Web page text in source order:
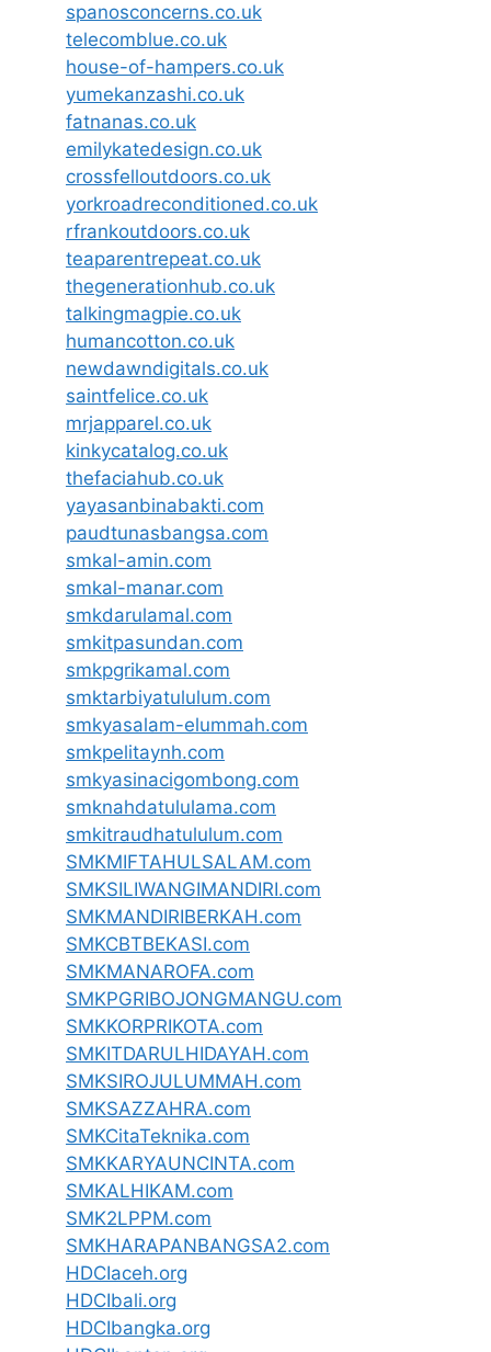
spanosconcerns.co.uk
telecomblue.co.uk
house-of-hampers.co.uk
yumekanzashi.co.uk
fatnanas.co.uk
emilykatedesign.co.uk
crossfelloutdoors.co.uk
yorkroadreconditioned.co.uk
rfrankoutdoors.co.uk
teaparentrepeat.co.uk
thegenerationhub.co.uk
talkingmagpie.co.uk
humancotton.co.uk
newdawndigitals.co.uk
saintfelice.co.uk
mrjapparel.co.uk
kinkycatalog.co.uk
thefaciahub.co.uk
yayasanbinabakti.com
paudtunasbangsa.com
smkal-amin.com
smkal-manar.com
smkdarulamal.com
smkitpasundan.com
smkpgrikamal.com
smktarbiyatululum.com
smkyasalam-elummah.com
smkpelitaynh.com
smkyasinacigombong.com
smknahdatululama.com
smkitraudhatululum.com
SMKMIFTAHULSALAM.com
SMKSILIWANGIMANDIRI.com
SMKMANDIRIBERKAH.com
SMKCBTBEKASI.com
SMKMANAROFA.com
SMKPGRIBOJONGMANGU.com
SMKKORPRIKOTA.com
SMKITDARULHIDAYAH.com
SMKSIROJULUMMAH.com
SMKSAZZAHRA.com
SMKCitaTeknika.com
SMKKARYAUNCINTA.com
SMKALHIKAM.com
SMK2LPPM.com
SMKHARAPANBANGSA2.com
HDCIaceh.org
HDCIbali.org
HDCIbangka.org